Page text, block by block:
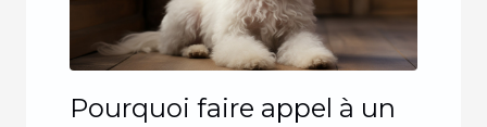
Pourquoi faire appel à un